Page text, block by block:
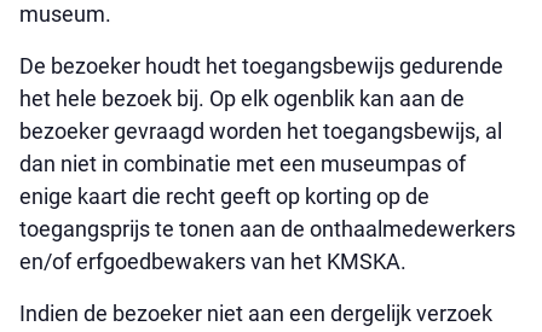
museum.
De bezoeker houdt het toegangsbewijs gedurende
het hele bezoek bij. Op elk ogenblik kan aan de
bezoeker gevraagd worden het toegangsbewijs, al
dan niet in combinatie met een museumpas of
enige kaart die recht geeft op korting op de
toegangsprijs te tonen aan de onthaalmedewerkers
en/of erfgoedbewakers van het KMSKA.
Indien de bezoeker niet aan een dergelijk verzoek